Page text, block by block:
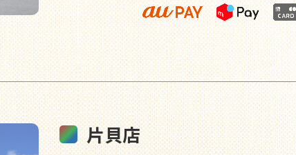
片貝店